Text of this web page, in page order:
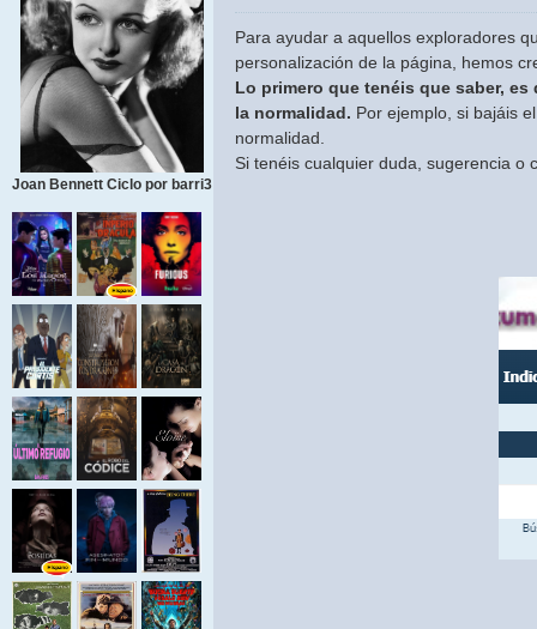
Joan Bennett Ciclo por barri3
Para ayudar a aquellos exploradores
personalización de la página, hemos
Lo primero que tenéis que saber,
la normalidad. Por ejemplo, si bajáis
normalidad.
Si tenéis cualquier duda, sugerencia o